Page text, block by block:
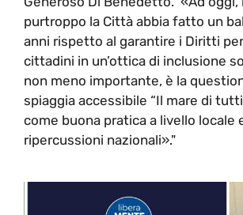
purtroppo la Città abbia fatto un
anni rispetto al garantire i Diritti
cittadini in un’ottica di inclusione
non meno importante, è la
spiaggia accessibile “Il mare di
come buona pratica a livello locale
ripercussioni nazionali»."